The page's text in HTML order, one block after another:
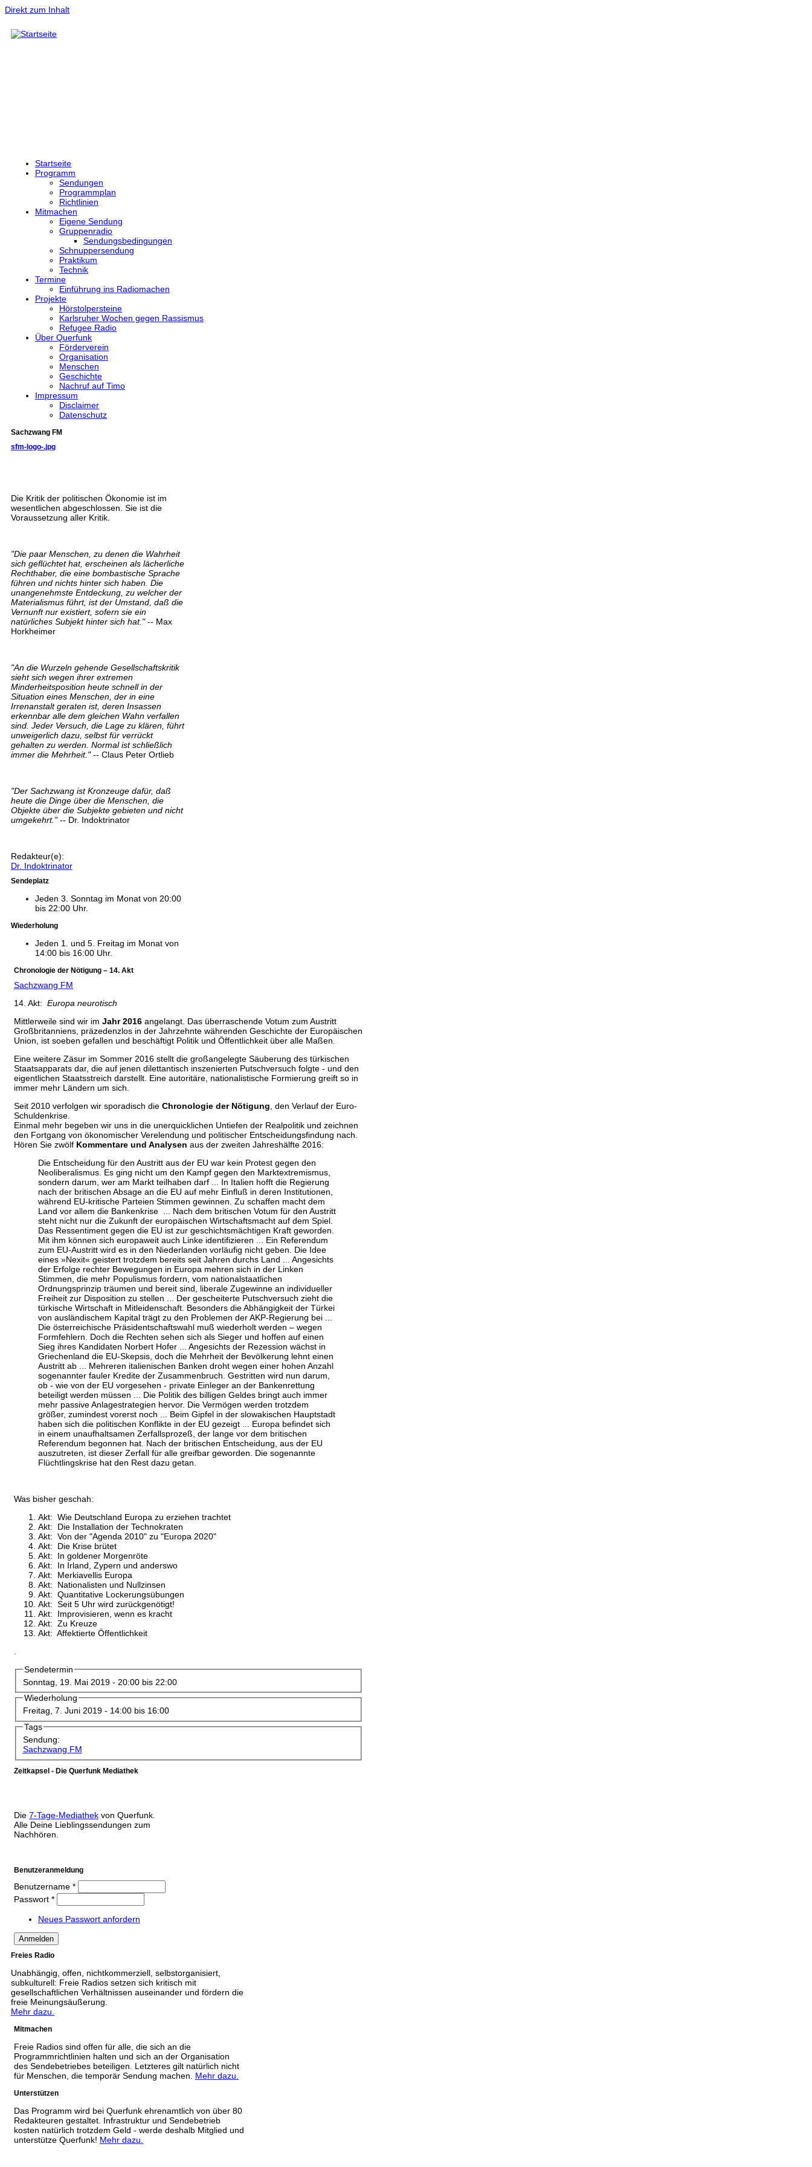
Direkt zum Inhalt
Startseite
Programm
Sendungen
Programmplan
Richtlinien
Mitmachen
Eigene Sendung
Gruppenradio
Sendungsbedingungen
Schnuppersendung
Praktikum
Technik
Termine
Einführung ins Radiomachen
Projekte
Hörstolpersteine
Karlsruher Wochen gegen Rassismus
Refugee Radio
Über Querfunk
Förderverein
Organisation
Menschen
Geschichte
Nachruf auf Timo
Impressum
Disclaimer
Datenschutz
Sachzwang FM
sfm-logo-.jpg
Die Kritik der politischen Ökonomie ist im
wesentlichen abgeschlossen. Sie ist die
Voraussetzung aller Kritik.
"Die paar Menschen, zu denen die Wahrheit
sich geflüchtet hat, erscheinen als lächerliche
Rechthaber, die eine bombastische Sprache
führen und nichts hinter sich haben. Die
unangenehmste Entdeckung, zu welcher der
Materialismus führt, ist der Umstand, daß die
Vernunft nur existiert, sofern sie ein
natürliches Subjekt hinter sich hat."-- Max
Horkheimer
"An die Wurzeln gehende Gesellschaftskritik
sieht sich wegen ihrer extremen
Minderheitsposition heute schnell in der
Situation eines Menschen, der in eine
Irrenanstalt geraten ist, deren Insassen
erkennbar alle dem gleichen Wahn verfallen
sind. Jeder Versuch, die Lage zu klären, führt
unweigerlich dazu, selbst für verrückt
gehalten zu werden. Normal ist schließlich
immer die Mehrheit."-- Claus Peter Ortlieb
"Der Sachzwang ist Kronzeuge dafür, daß
heute die Dinge über die Menschen, die
Objekte über die Subjekte gebieten und nicht
umgekehrt."-- Dr. Indoktrinator
Redakteur(e):
Dr. Indoktrinator
Sendeplatz
Jeden 3. Sonntag im Monat von 20:00
bis 22:00 Uhr.
Wiederholung
Jeden 1. und 5. Freitag im Monat von
14:00 bis 16:00 Uhr.
Chronologie der Nötigung – 14. Akt
Sachzwang FM
14. Akt: Europa neurotisch
Mittlerweile sind wir im Jahr 2016 angelangt. Das überraschende Votum zum Austritt
Großbritanniens, präzedenzlos in der Jahrzehnte währenden Geschichte der Europäischen
Union, ist soeben gefallen und beschäftigt Politik und Öffentlichkeit über alle Maßen.
Eine weitere Zäsur im Sommer 2016 stellt die großangelegte Säuberung des türkischen
Staatsapparats dar, die auf jenen dilettantisch inszenierten Putschversuch folgte - und den
eigentlichen Staatsstreich darstellt. Eine autoritäre, nationalistische Formierung greift so in
immer mehr Ländern um sich.
Seit 2010 verfolgen wir sporadisch die Chronologie der Nötigung , den Verlauf der Euro-
Schuldenkrise.
Einmal mehr begeben wir uns in die unerquicklichen Untiefen der Realpolitik und zeichnen
den Fortgang von ökonomischer Verelendung und politischer Entscheidungsfindung nach.
Hören Sie zwölf Kommentare und Analysen aus der zweiten Jahreshälfte 2016:
Die Entscheidung für den Austritt aus der EU war kein Protest gegen den
Neoliberalismus. Es ging nicht um den Kampf gegen den Marktextremismus,
sondern darum, wer am Markt teilhaben darf ... In Italien hofft die Regierung
nach der britischen Absage an die EU auf mehr Einfluß in deren Institutionen,
während EU-kritische Parteien Stimmen gewinnen. Zu schaffen macht dem
Land vor allem die Bankenkrise ... Nach dem britischen Votum für den Austritt
steht nicht nur die Zukunft der europäischen Wirtschaftsmacht auf dem Spiel.
Das Ressentiment gegen die EU ist zur geschichtsmächtigen Kraft geworden.
Mit ihm können sich europaweit auch Linke identifizieren ... Ein Referendum
zum EU-Austritt wird es in den Niederlanden vorläufig nicht geben. Die Idee
eines »Nexit« geistert trotzdem bereits seit Jahren durchs Land ... Angesichts
der Erfolge rechter Bewegungen in Europa mehren sich in der Linken
Stimmen, die mehr Populismus fordern, vom national­staatlichen
Ordnungsprinzip träumen und bereit sind, liberale Zugewinne an individueller
Freiheit zur Disposition zu stellen ... Der gescheiterte Putschversuch zieht die
türkische Wirtschaft in Mitleidenschaft. Besonders die Abhängigkeit der Türkei
von ausländischem Kapital trägt zu den Problemen der AKP-Regierung bei ...
Die österreichische Präsidentschaftswahl muß wiederholt werden – wegen
Formfehlern. Doch die Rechten sehen sich als Sieger und hoffen auf einen
Sieg ihres Kandidaten Norbert Hofer ... Angesichts der Rezession wächst in
Griechenland die EU-Skepsis, doch die Mehrheit der Bevölkerung lehnt einen
Austritt ab ... Mehreren italienischen Banken droht wegen einer hohen Anzahl
sogenannter fauler Kredite der Zusammenbruch. Gestritten wird nun darum,
ob - wie von der EU vorgesehen - private Einleger an der Bankenrettung
beteiligt werden müssen ... Die Politik des billigen Geldes bringt auch immer
mehr passive Anlagestrategien hervor. Die Vermögen werden trotzdem
größer, zumindest vorerst noch ... Beim Gipfel in der slowakischen Hauptstadt
haben sich die politischen Konflikte in der EU gezeigt ... Europa befindet sich
in einem unaufhaltsamen Zerfallsprozeß, der lange vor dem britischen
Referendum begonnen hat. Nach der britischen Entscheidung, aus der EU
auszutreten, ist dieser Zerfall für alle greifbar geworden. Die sogenannte
Flüchtlingskrise hat den Rest dazu getan.
Was bisher geschah:
Akt: Wie Deutschland Europa zu erziehen trachtet
Akt: Die Installation der Technokraten
Akt: Von der "Agenda 2010" zu "Europa 2020"
Akt: Die Krise brütet
Akt: In goldener Morgenröte
Akt: In Irland, Zypern und anderswo
Akt: Merkiavellis Europa
Akt: Nationalisten und Nullzinsen
Akt: Quantitative Lockerungsübungen
Akt: Seit 5 Uhr wird zurückgenötigt!
Akt: Improvisieren, wenn es kracht
Akt: Zu Kreuze
Akt: Affektierte Öffentlichkeit
Sendetermin
Sonntag, 19. Mai 2019 - 20:00bis 22:00
Wiederholung
Freitag, 7. Juni 2019 - 14:00bis 16:00
Tags
Sendung:
Sachzwang FM
Zeitkapsel - Die Querfunk Mediathek
Die 7-Tage-Mediathek von Querfunk.
Alle Deine Lieblingssendungen zum
Nachhören.
Benutzeranmeldung
Benutzername *
Passwort *
Neues Passwort anfordern
Freies Radio
Unabhängig, offen, nichtkommerziell, selbstorganisiert,
subkulturell: Freie Radios setzen sich kritisch mit
gesellschaftlichen Verhältnissen auseinander und fördern die
freie Meinungsäußerung.
Mehr dazu.
Mitmachen
Freie Radios sind offen für alle, die sich an die
Programmrichtlinien halten und sich an der Organisation
des Sendebetriebes beteiligen. Letzteres gilt natürlich nicht
für Menschen, die temporär Sendung machen. Mehr dazu.
Unterstützen
Das Programm wird bei Querfunk ehrenamtlich von über 80
Redakteuren gestaltet. Infrastruktur und Sendebetrieb
kosten natürlich trotzdem Geld - werde deshalb Mitglied und
unterstütze Querfunk! Mehr dazu.